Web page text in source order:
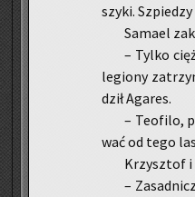
szyki.
Sa­ma­el
– Tylko
le­gio­ny
dził Aga­res.
– Teo­fi­lo,
wać od tego
Krzysz­tof i
–